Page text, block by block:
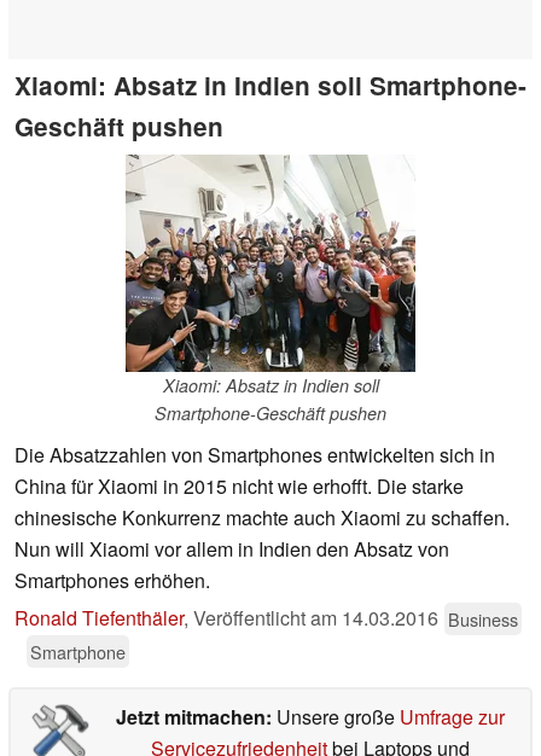
Xiaomi: Absatz in Indien soll Smartphone-
Geschäft pushen
Xiaomi: Absatz in Indien soll
Smartphone-Geschäft pushen
Die Absatzzahlen von Smartphones entwickelten sich in
China für Xiaomi in 2015 nicht wie erhofft. Die starke
chinesische Konkurrenz machte auch Xiaomi zu schaffen.
Nun will Xiaomi vor allem in Indien den Absatz von
Smartphones erhöhen.
Ronald Tiefenthäler, Veröffentlicht am 14.03.2016 Business
Smartphone
Jetzt mitmachen: Unsere große Umfrage zur
Servicezufriedenheitbei Laptops und